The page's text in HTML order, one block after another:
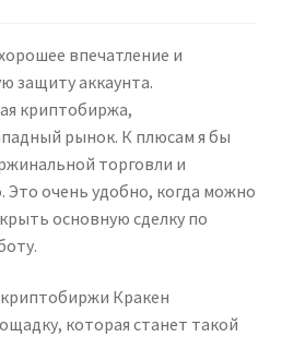
впечатление и
защиту аккаунта.
криптобиржа,
рынок. К плюсам я бы
торговли и
Это очень удобно, когда можно
основную сделку по
Кракен
которая станет такой